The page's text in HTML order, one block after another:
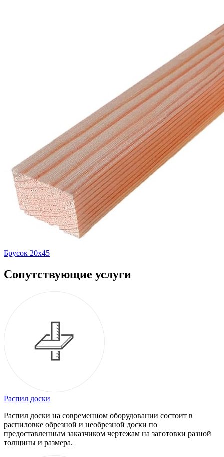
Брусок 20х45
Сопутствующие услуги
Распил доски
Распил доски на современном оборудовании состоит в
распиловке обрезной и необрезной доски по
предоставленным заказчиком чертежам на заготовки разной
толщины и размера.